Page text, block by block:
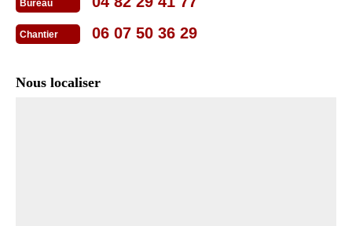
Bureau
Chantier 06 07 50 36 29
Nous localiser